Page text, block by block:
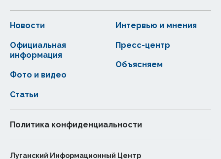
Новости
Статьи
Официальная
информация
Интервью и мнения
Фото и видео
Пресс-центр
Объясняем
Политика конфиденциальности
Луганский Информационный Центр